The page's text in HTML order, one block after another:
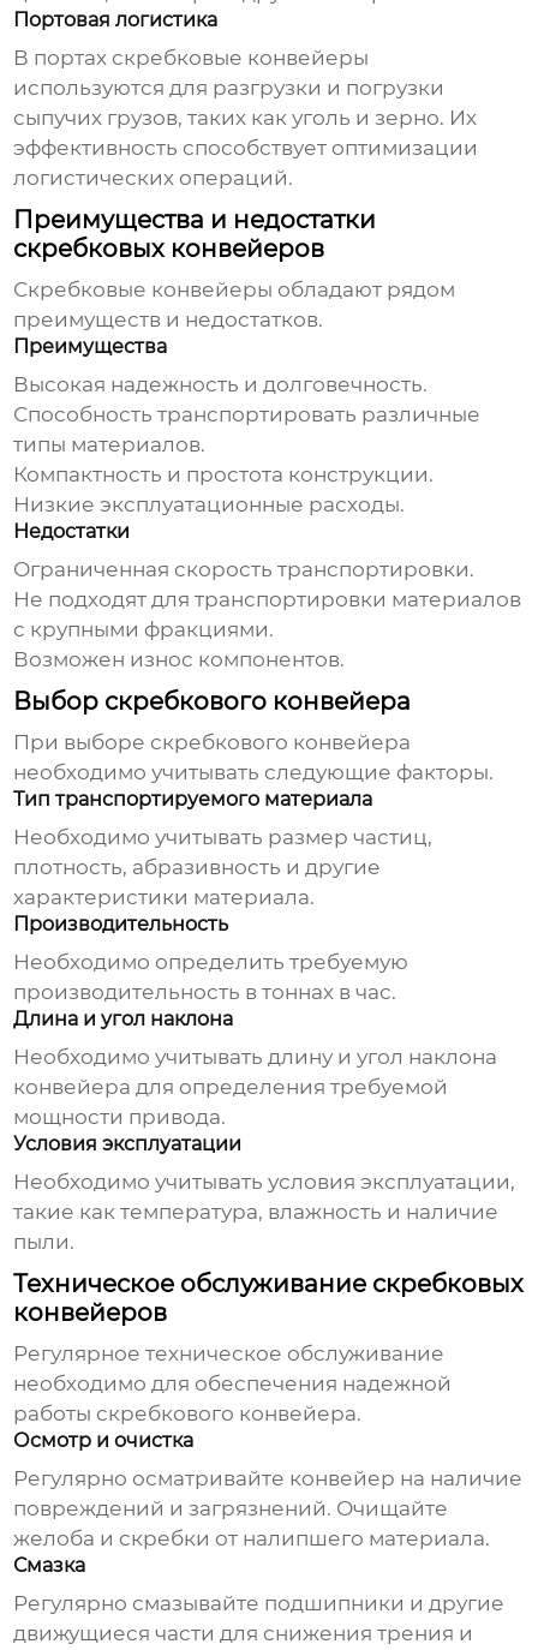
Портовая логистика
В портах скребковые конвейеры
используются для разгрузки и погрузки
сыпучих грузов, таких как уголь и зерно. Их
эффективность способствует оптимизации
логистических операций.
Преимущества и недостатки
скребковых конвейеров
Скребковые конвейеры обладают рядом
преимуществ и недостатков.
Преимущества
Высокая надежность и долговечность.
Способность транспортировать различные
типы материалов.
Компактность и простота конструкции.
Низкие эксплуатационные расходы.
Недостатки
Ограниченная скорость транспортировки.
Не подходят для транспортировки материалов
с крупными фракциями.
Возможен износ компонентов.
Выбор скребкового конвейера
При выборе скребкового конвейера
необходимо учитывать следующие факторы.
Тип транспортируемого материала
Необходимо учитывать размер частиц,
плотность, абразивность и другие
характеристики материала.
Производительность
Необходимо определить требуемую
производительность в тоннах в час.
Длина и угол наклона
Необходимо учитывать длину и угол наклона
конвейера для определения требуемой
мощности привода.
Условия эксплуатации
Необходимо учитывать условия эксплуатации,
такие как температура, влажность и наличие
пыли.
Техническое обслуживание скребковых
конвейеров
Регулярное техническое обслуживание
необходимо для обеспечения надежной
работы скребкового конвейера.
Осмотр и очистка
Регулярно осматривайте конвейер на наличие
повреждений и загрязнений. Очищайте
желоба и скребки от налипшего материала.
Смазка
Регулярно смазывайте подшипники и другие
движущиеся части для снижения трения и